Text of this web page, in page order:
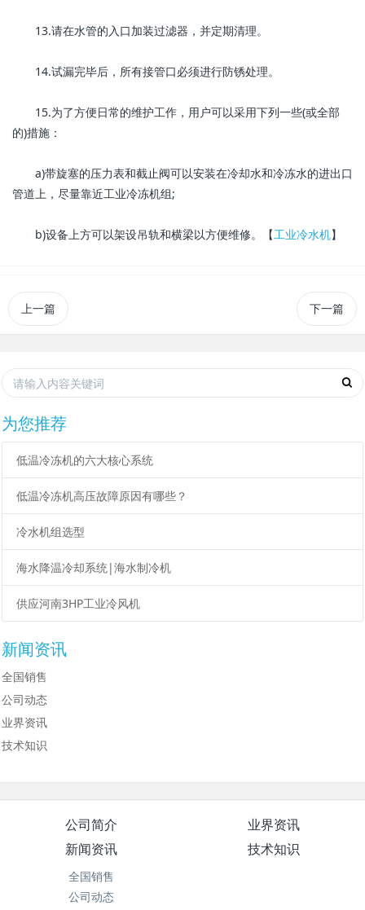
13.请在水管的入口加装过滤器，并定期清理。
14.试漏完毕后，所有接管口必须进行防锈处理。
15.为了方便日常的维护工作，用户可以采用下列一些(或全部
的)措施：
a)带旋塞的压力表和截止阀可以安装在冷却水和冷冻水的进出口
管道上，尽量靠近工业冷冻机组;
b)设备上方可以架设吊轨和横梁以方便维修。【工业冷水机】
上一篇 下一篇
为您推荐
低温冷冻机的六大核心系统
低温冷冻机高压故障原因有哪些？
冷水机组选型
海水降温冷却系统|海水制冷机
供应河南3HP工业冷风机
新闻资讯
全国销售
公司动态
业界资讯
技术知识
公司简介
业界资讯
新闻资讯
全国销售
公司动态
技术知识